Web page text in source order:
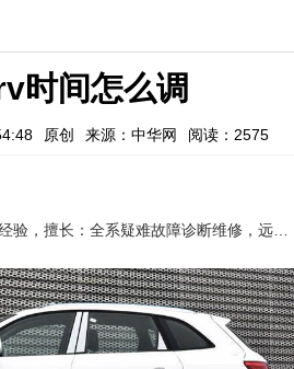
时间怎么调
原创 来源：中华网 阅读：2575